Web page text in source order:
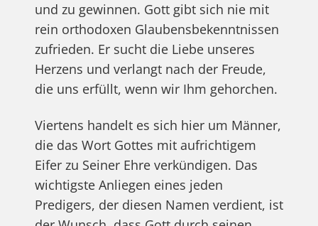
und zu gewinnen. Gott gibt sich nie mit
rein orthodoxen Glaubensbekenntnissen
zufrieden. Er sucht die Liebe unseres
Herzens und verlangt nach der Freude,
die uns erfüllt, wenn wir Ihm gehorchen.
Viertens handelt es sich hier um Männer,
die das Wort Gottes mit aufrichtigem
Eifer zu Seiner Ehre verkündigen. Das
wichtigste Anliegen eines jeden
Predigers, der diesen Namen verdient, ist